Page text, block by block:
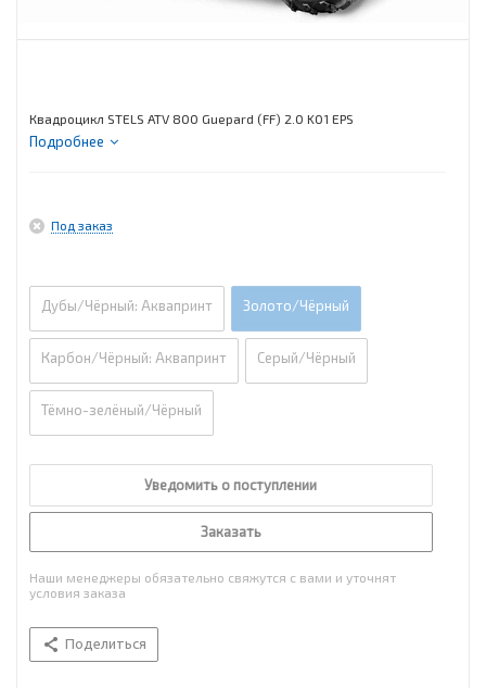
Квадроцикл STELS ATV 800 Guepard (FF) 2.0 K01 EPS
Подробнее
Под заказ
Дубы/Чёрный: Аквапринт Золото/Чёрный
Карбон/Чёрный: Аквапринт Серый/Чёрный
Тёмно-зелёный/Чёрный
Уведомить о поступлении
Заказать
Наши менеджеры обязательно свяжутся с вами и уточнят
условия заказа
Поделиться